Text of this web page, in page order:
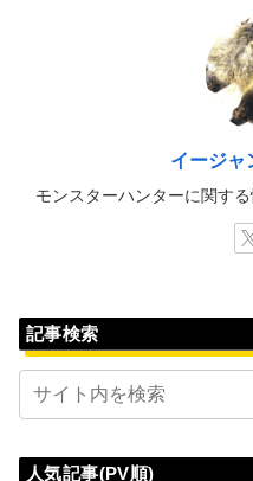
イージャ
モンスターハンターに関す
記事検索
人気記事(PV順)